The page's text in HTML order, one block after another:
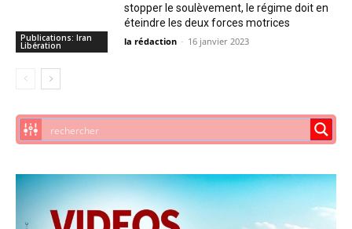
Publications: Iran
Libération
stopper le soulèvement, le régime doit en
éteindre les deux forces motrices
la rédaction - 16 janvier 2023